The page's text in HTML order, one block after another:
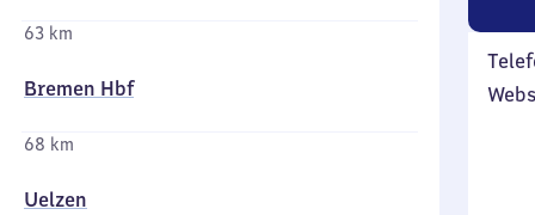
63 km
Bremen Hbf
68 km
Uelzen